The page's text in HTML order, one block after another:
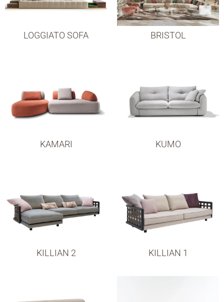
LOGGIATO SOFA BRISTOL
KAMARI KUMO
KILLIAN 2 KILLIAN 1